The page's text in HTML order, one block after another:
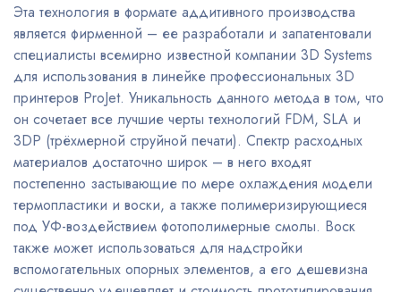
Эта технология в формате аддитивного производства
является фирменной – ее разработали и запатентовали
специалисты всемирно известной компании 3D Systems
для использования в линейке профессиональных 3D
принтеров ProJet. Уникальность данного метода в том, что
он сочетает все лучшие черты технологий FDM, SLA и
3DP (трёхмерной струйной печати). Спектр расходных
материалов достаточно широк – в него входят
постепенно застывающие по мере охлаждения модели
термопластики и воски, а также полимеризирующиеся
под УФ-воздействием фотополимерные смолы. Воск
также может использоваться для надстройки
вспомогательных опорных элементов, а его дешевизна